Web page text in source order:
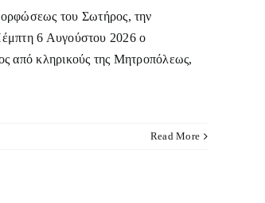
του Σωτήρος, την
6 Αυγούστου 2026 ο
από κληρικούς της Μητροπόλεως,
Read More